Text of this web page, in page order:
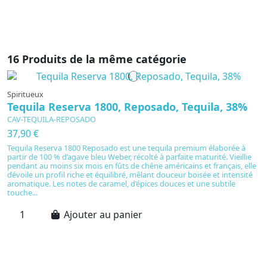
16 Produits de la même catégorie
Spiritueux
Tequila Reserva 1800, Reposado, Tequila, 38%
CAV-TEQUILA-REPOSADO
37,90 €
Tequila Reserva 1800 Reposado est une tequila premium élaborée à
partir de 100 % d’agave bleu Weber, récolté à parfaite maturité. Vieillie
pendant au moins six mois en fûts de chêne américains et français, elle
dévoile un profil riche et équilibré, mêlant douceur boisée et intensité
aromatique. Les notes de caramel, d’épices douces et une subtile
touche...
Ajouter au panier